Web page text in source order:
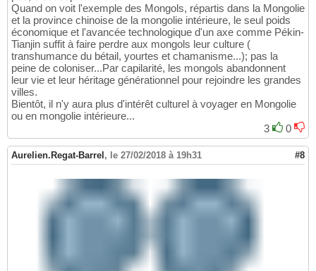
Quand on voit l'exemple des Mongols, répartis dans la Mongolie
et la province chinoise de la mongolie intérieure, le seul poids
économique et l'avancée technologique d'un axe comme Pékin-
Tianjin suffit à faire perdre aux mongols leur culture (
transhumance du bétail, yourtes et chamanisme...); pas la
peine de coloniser...Par capilarité, les mongols abandonnent
leur vie et leur héritage générationnel pour rejoindre les grandes
villes.
Bientôt, il n'y aura plus d'intérêt culturel à voyager en Mongolie
ou en mongolie intérieure...
3
0
Aurelien.Regat-Barrel , le 27/02/2018 à 19h31 #8